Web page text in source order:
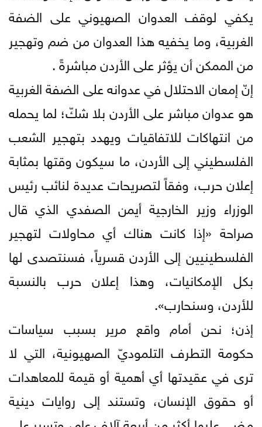
يكفي لوقف العدوان الصهيوني على الضفة
الغربية، وما يخفيه هذا العدوان من ضم وتهجير
من الممكن أن يؤثر على الأردن مباشرةً .
إنّ إمعان الاحتلال في عدوانه على الضفة الغربية
هو عدوان مباشر على الأردن بلا شكّ؛ لما يحمله
من انتهاكات للاتفاقيات ويهدد بتهجير الشعب
الفلسطيني إلى الأردن، ما سيكون وقتها بمثابة
إعلان حرب، وفقاً لتصريحات عديدة لنائب رئيس
الوزراء وزير الخارجية أيمن الصفدي الذي قال
صراحة «إذا كانت هناك أي محاولات لتهجير
الفلسطينيين إلى الأردن قسرياً، فسنتصدى لها
بكل الإمكانيات، وهذا إعلان حرب بالنسبة
للأردن، وسنحارب».
إذن؛ نحن أمام واقع مرير بسبب سياسات
حكومة التطرف التلموديّ الصهيونية، التي لا
ترى في عقيدتها أي أهمية أو قيمة للمعاهدات
أو حقوق الإنسان، وتستند إلى روايات دينية